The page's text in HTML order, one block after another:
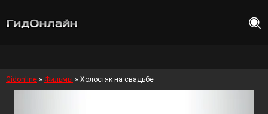
Gidonline » Фильмы » Холостяк на свадьбе